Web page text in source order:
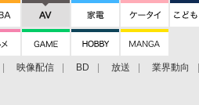
映像配信 BD 放送 業界動向